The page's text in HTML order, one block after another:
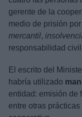
gerente de la
medio de prisión
mercantil,
responsabilidad
El escrito del
habría utilizado
entidad: emisión de
entre otras